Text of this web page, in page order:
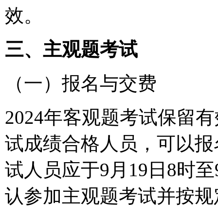
效。
三、主观题考试
（一）报名与交费
2024年客观题考试保留
试成绩合格人员，可以
试人员应于9月19日8时
认参加主观题考试并按